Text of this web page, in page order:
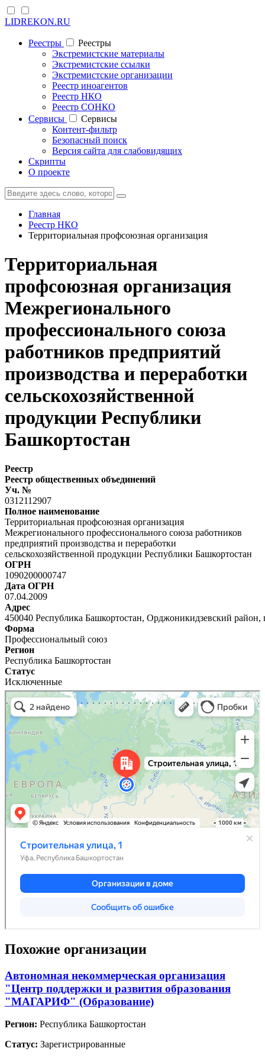
LIDREKON.RU
Реестры
Реестры
Экстремистские материалы
Экстремистские ссылки
Экстремистские организации
Реестр иноагентов
Реестр НКО
Реестр СОНКО
Cервисы
Cервисы
Контент-фильтр
Безопасный поиск
Версия сайта для слабовидящих
Скрипты
О проекте
Главная
Реестр НКО
Территориальная профсоюзная организация
Территориальная
профсоюзная организация
Межрегионального
профессионального союза
работников предприятий
производства и переработки
сельскохозяйственной
продукции Республики
Башкортостан
Реестр
Реестр общественных объединений
Уч. №
0312112907
Полное наименование
Территориальная профсоюзная организация
Межрегионального профессионального союза работников
предприятий производства и переработки
сельскохозяйственной продукции Республики Башкортостан
ОГРН
1090200000747
Дата ОГРН
07.04.2009
Адрес
450040 Республика Башкортостан, Орджоникидзевский район,
Форма
Профессиональный союз
Регион
Республика Башкортостан
Статус
Исключенные
Похожие организации
Автономная некоммерческая организация
"Центр поддержки и развития образования
"МАГАРИФ" (Образование)
Регион: Республика Башкортостан
Статус: Зарегистрированные